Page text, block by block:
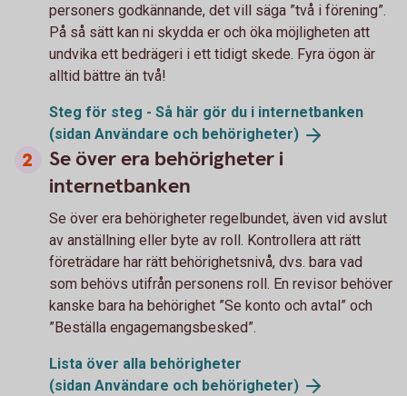
personers godkännande, det vill säga ”två i förening”.
På så sätt kan ni skydda er och öka möjligheten att
undvika ett bedrägeri i ett tidigt skede. Fyra ögon är
alltid bättre än två!
Steg för steg - Så här gör du i internetbanken
(sidan Användare och behörigheter)
Se över era behörigheter i
internetbanken
Se över era behörigheter regelbundet, även vid avslut
av anställning eller byte av roll. Kontrollera att rätt
företrädare har rätt behörighetsnivå, dvs. bara vad
som behövs utifrån personens roll. En revisor behöver
kanske bara ha behörighet ”Se konto och avtal” och
”Beställa engagemangsbesked”.
Lista över alla behörigheter
(sidan Användare och behörigheter)